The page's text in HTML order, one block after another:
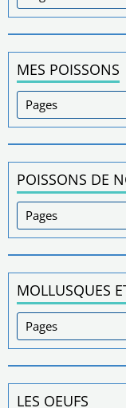
MES POISSONS
POISSONS DE
MOLLUSQUES
LES OEUFS